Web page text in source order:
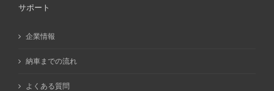
サポート
企業情報
納車までの流れ
よくある質問